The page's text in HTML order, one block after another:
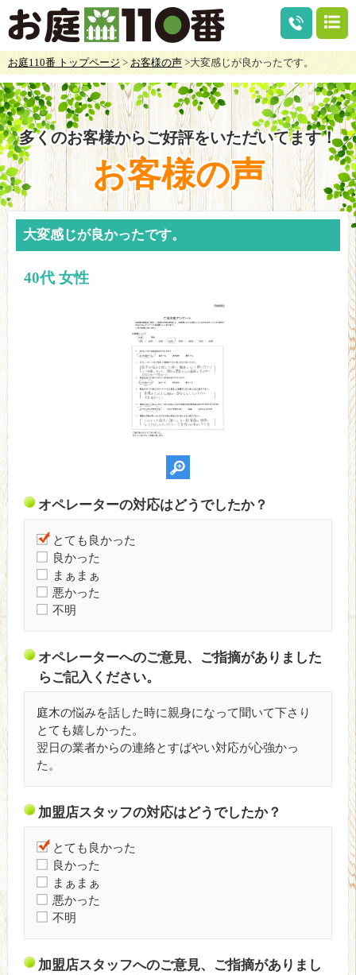
お庭110番 トップページ >お客様の声>大変感じが良かったです。
多くのお客様からご好評をいただいてます！
お客様の声
大変感じが良かったです。
40代 女性
オペレーターの対応はどうでしたか？
とても良かった
良かった
まぁまぁ
悪かった
不明
オペレーターへのご意見、ご指摘がありました
らご記入ください。
庭木の悩みを話した時に親身になって聞いて下さり
とても嬉しかった。
翌日の業者からの連絡とすばやい対応が心強かっ
た。
加盟店スタッフの対応はどうでしたか？
とても良かった
良かった
まぁまぁ
悪かった
不明
加盟店スタッフへのご意見、ご指摘がありまし